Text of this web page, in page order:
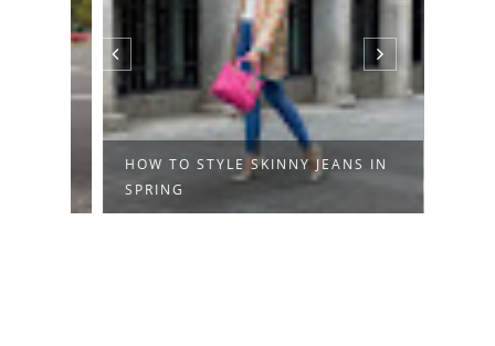
HOW TO STYLE SKINNY JEANS IN
SPRING